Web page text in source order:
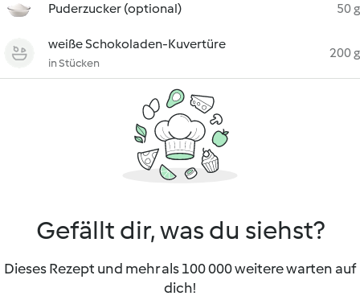
Puderzucker (optional) 50 g
weiße Schokoladen-Kuvertüre
in Stücken
200 g
Gefällt dir, was du siehst?
Dieses Rezept und mehr als 100 000 weitere warten auf
dich!